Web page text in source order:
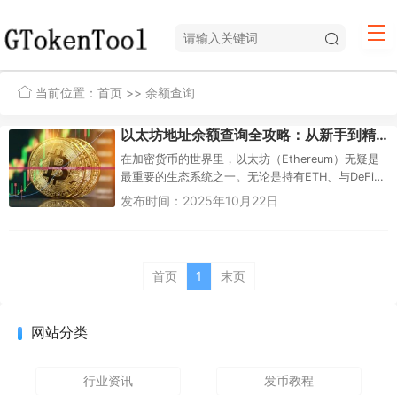
当前位置： 首页 >> 余额查询
以太坊地址余额查询全攻略：从新手到精通的终极指南
在加密货币的世界里，以太坊（Ethereum）无疑是
最重要的生态系统之一。无论是持有ETH、与DeFi
应用交互，还是交易NFT，了解如何查询以太坊地...
发布时间：2025年10月22日
首页 1 末页
网站分类
行业资讯 发币教程